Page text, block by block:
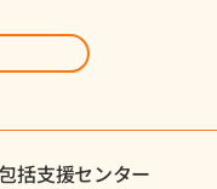
括支援センター